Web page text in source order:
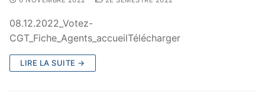
08.12.2022_Votez-
CGT_Fiche_Agents_accueilTélécharger
LIRE LA SUITE →